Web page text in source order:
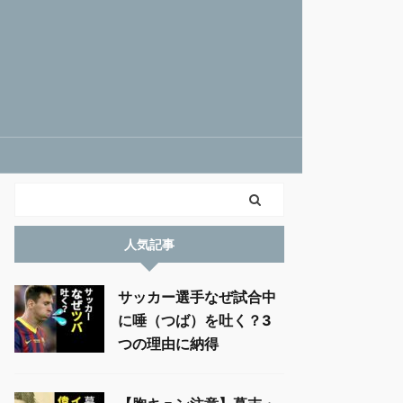
人気記事
サッカー選手なぜ試合中
に唾（つば）を吐く？3
つの理由に納得